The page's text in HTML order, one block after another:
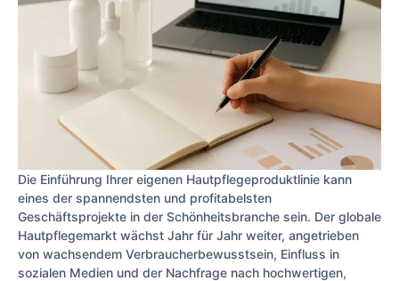
Die Einführung Ihrer eigenen Hautpflegeproduktlinie kann
eines der spannendsten und profitabelsten
Geschäftsprojekte in der Schönheitsbranche sein. Der globale
Hautpflegemarkt wächst Jahr für Jahr weiter, angetrieben
von wachsendem Verbraucherbewusstsein, Einfluss in
sozialen Medien und der Nachfrage nach hochwertigen,